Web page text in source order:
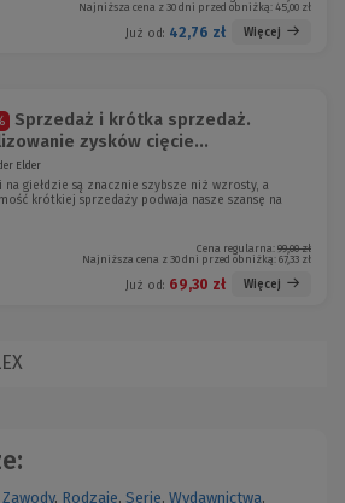
Najniższa cena z 30 dni przed obniżką: 45,00 zł
Już od: 42,76 zł Więcej
Sprzedaż i krótka sprzedaż.
zysków cięcie...
Elder
na giełdzie są znacznie szybsze niż wzrosty, a
krótkiej sprzedaży podwaja nasze szansę na
Cena regularna: 99,00 zł
Najniższa cena z 30 dni przed obniżką: 67,33 zł
Już od: 69,30 zł Więcej
Zawody, Rodzaje, Serie, Wydawnictwa,